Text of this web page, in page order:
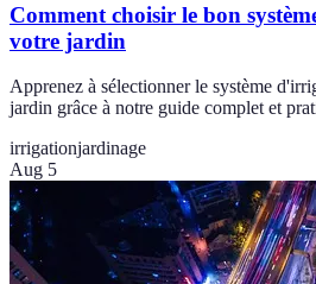
Comment choisir le bon
votre jardin
Apprenez à sélectionner le système
jardin grâce à notre guide complet et
irrigationjardinage
Aug 5